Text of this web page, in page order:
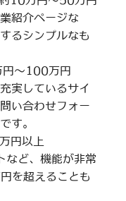
紹介ページな
るシンプルなも
～100万円
実しているサイ
い合わせフォー
す。
円以上
など、機能が非常
を超えることも